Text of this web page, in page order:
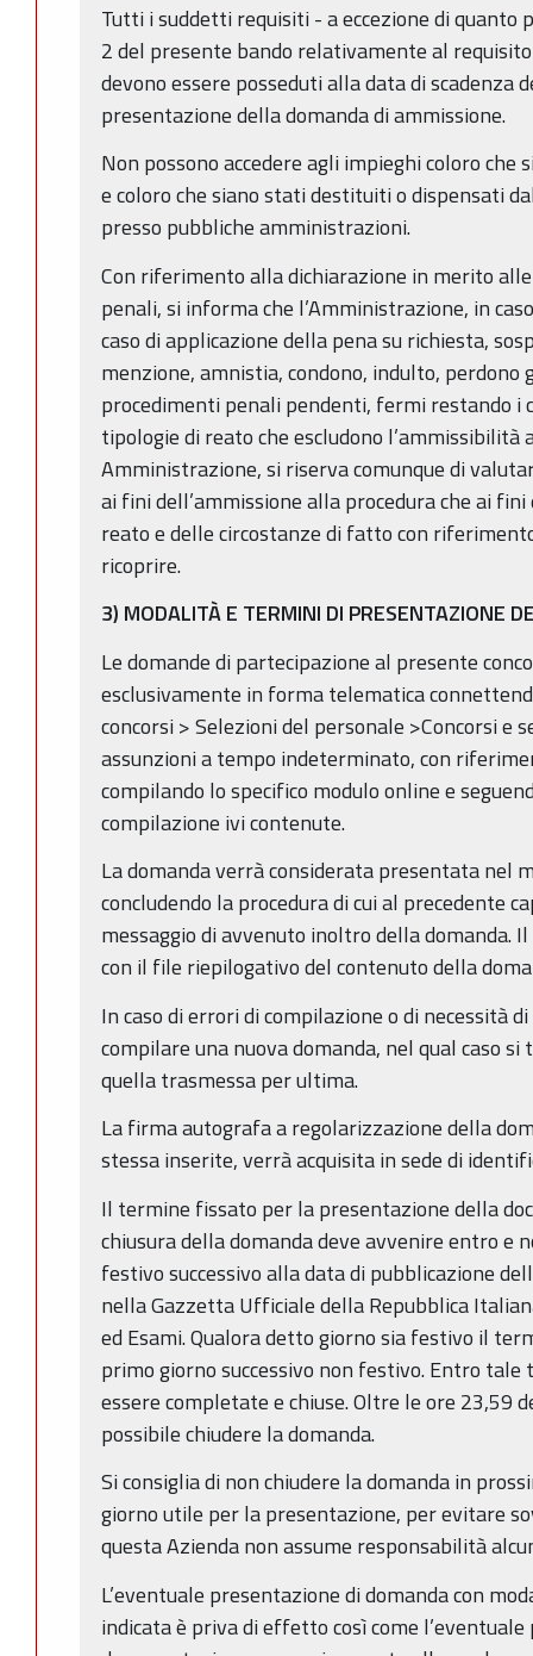
Tutti i suddetti requisiti - a eccezione di
2 del presente bando relativamente al
devono essere posseduti alla data di
presentazione della domanda di ammissione.
Non possono accedere agli impieghi coloro
e coloro che siano stati destituiti o dispensati
presso pubbliche amministrazioni.
Con riferimento alla dichiarazione in merito
penali, si informa che l’Amministrazione, in
caso di applicazione della pena su richiesta,
menzione, amnistia, condono, indulto, perdono
procedimenti penali pendenti, fermi restando i
tipologie di reato che escludono l’ammissibilità
Amministrazione, si riserva comunque di
ai fini dell’ammissione alla procedura che ai
reato e delle circostanze di fatto con
ricoprire.
3) MODALITÀ E TERMINI DI PRESENTAZIONE
Le domande di partecipazione al presente
esclusivamente in forma telematica
concorsi > Selezioni del personale >Concorsi e
assunzioni a tempo indeterminato, con
compilando lo specifico modulo online e
compilazione ivi contenute.
La domanda verrà considerata presentata nel
concludendo la procedura di cui al precedente
messaggio di avvenuto inoltro della domanda.
con il file riepilogativo del contenuto della
In caso di errori di compilazione o di necessità
compilare una nuova domanda, nel qual caso
quella trasmessa per ultima.
La firma autografa a regolarizzazione della
stessa inserite, verrà acquisita in sede di
Il termine fissato per la presentazione della
chiusura della domanda deve avvenire entro e
festivo successivo alla data di pubblicazione
nella Gazzetta Ufficiale della Repubblica
ed Esami. Qualora detto giorno sia festivo il
primo giorno successivo non festivo. Entro
essere completate e chiuse. Oltre le ore 23,59
possibile chiudere la domanda.
Si consiglia di non chiudere la domanda in
giorno utile per la presentazione, per evitare
questa Azienda non assume responsabilità
L’eventuale presentazione di domanda con
indicata è priva di effetto così come